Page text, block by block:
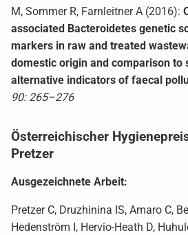
M, Sommer R, Farnleitner A (2016):
associated Bacteroidetes genetic
markers in raw and treated
domestic origin and comparison to
alternative indicators of faecal
90: 265–276
Österreichischer
Pretzer
Ausgezeichnete Arbeit:
Pretzer C, Druzhinina IS, Amaro C,
Hedenström I, Hervio-Heath D,